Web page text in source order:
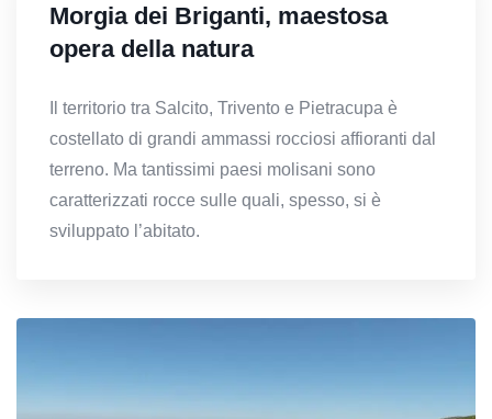
Morgia dei Briganti, maestosa
opera della natura
Il territorio tra Salcito, Trivento e Pietracupa è
costellato di grandi ammassi rocciosi affioranti dal
terreno. Ma tantissimi paesi molisani sono
caratterizzati rocce sulle quali, spesso, si è
sviluppato l’abitato.